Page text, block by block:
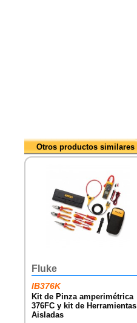
Otros productos similares
Fluke
IB376K
Kit de Pinza amperimétrica
376FC y kit de Herramientas
Aisladas